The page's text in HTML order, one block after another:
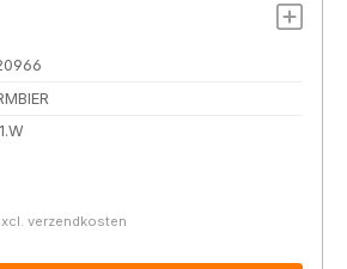
verzendkosten